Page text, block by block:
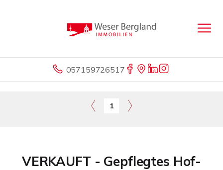
057159726517
1
VERKAUFT - Gepflegtes Hof-